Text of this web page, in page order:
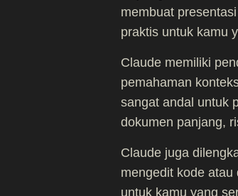
membuat
praktis untuk kamu
Claude memiliki
pemahaman
sangat andal untuk
dokumen panjang,
Claude juga
mengedit kode
untuk kamu yang